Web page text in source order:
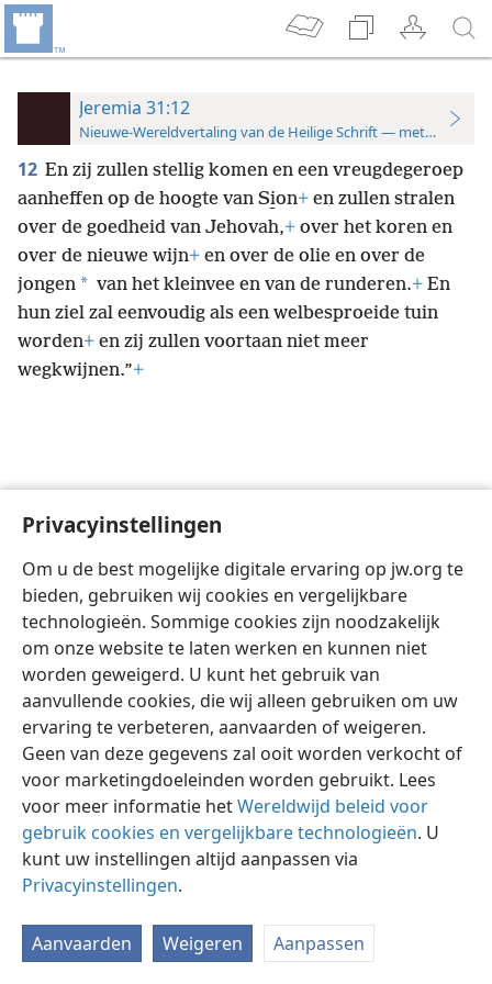
Privacyinstellingen
Om u de best mogelijke digitale ervaring op jw.org te
bieden, gebruiken wij cookies en vergelijkbare
technologieën. Sommige cookies zijn noodzakelijk
om onze website te laten werken en kunnen niet
worden geweigerd. U kunt het gebruik van
aanvullende cookies, die wij alleen gebruiken om uw
ervaring te verbeteren, aanvaarden of weigeren.
Geen van deze gegevens zal ooit worden verkocht of
voor marketingdoeleinden worden gebruikt. Lees
voor meer informatie hetWereldwijd beleid voor
gebruik cookies en vergelijkbare technologieën. U
kunt uw instellingen altijd aanpassen via
Privacyinstellingen.
Aanvaarden Weigeren Aanpassen
Jeremia 31:12
Nieuwe-Wereldvertaling van de Heilige Schrift — met
12 En zij zullen stellig komen en een vreugdegeroep
aanheffen op de hoogte van Si̱on+ en zullen stralen
over de goedheid van Jehovah,+ over het koren en
over de nieuwe wijn+ en over de olie en over de
jongen * van het kleinvee en van de runderen.+ En
hun ziel zal eenvoudig als een welbesproeide tuin
worden+ en zij zullen voortaan niet meer
wegkwijnen.”+
Nederlands Instellingen
Copyright © 2026 Watch Tower Bible and Tract Society of Pennsylvania
Gebruiksvoorwaarden Privacybeleid
JW.ORG
Inloggen